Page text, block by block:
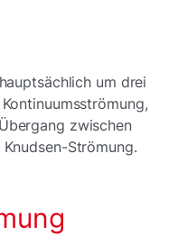
um drei
zwischen
Strömung.